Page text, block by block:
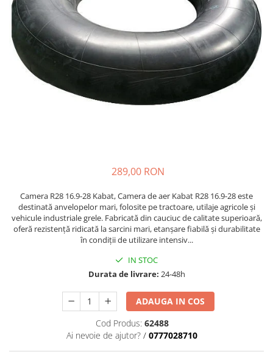
Etrieri
https://www.doctortrotineta.ro/lumini
Stop trotineta
Faruri
https://www.doctortrotineta.ro/cadru
289,00 RON
Camera R28 16.9-28 Kabat, Camera de aer Kabat R28 16.9-28 este
destinată anvelopelor mari, folosite pe tractoare, utilaje agricole și
vehicule industriale grele. Fabricată din cauciuc de calitate superioară,
oferă rezistență ridicată la sarcini mari, etanșare fiabilă și durabilitate
în condiții de utilizare intensiv...
IN STOC
Durata de livrare: 24-48h
ADAUGA IN COS
Cod Produs: 62488
Ai nevoie de ajutor? / 0777028710